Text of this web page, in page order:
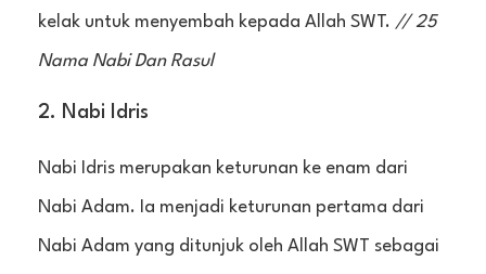
kelak untuk menyembah kepada Allah SWT. // 25
Nama Nabi Dan Rasul
2. Nabi Idris
Nabi Idris merupakan keturunan ke enam dari
Nabi Adam. Ia menjadi keturunan pertama dari
Nabi Adam yang ditunjuk oleh Allah SWT sebagai